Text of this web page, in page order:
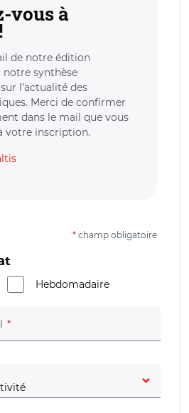
vous à
de notre édition
synthèse
l’actualité des
Merci de confirmer
dans le mail que vous
votre inscription.
* champ obligatoire
Hebdomadaire
(champ obligatoire)